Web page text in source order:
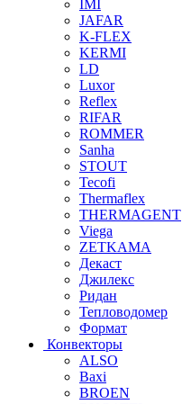
IMI
JAFAR
K-FLEX
KERMI
LD
Luxor
Reflex
RIFAR
ROMMER
Sanha
STOUT
Tecofi
Thermaflex
THERMAGENT
Viega
ZETKAMA
Декаст
Джилекс
Ридан
Тепловодомер
Формат
Конвекторы
ALSO
Baxi
BROEN